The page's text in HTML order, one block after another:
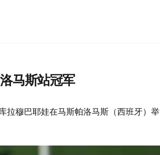
马斯站冠军
拉穆巴耶娃在马斯帕洛马斯（西班牙）举